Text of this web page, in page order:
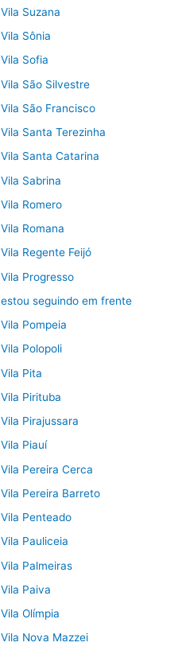
Suzana
Sônia
Sofia
São Silvestre
São Francisco
Santa Terezinha
Santa Catarina
Sabrina
Romero
Romana
Regente Feijó
Progresso
seguindo em frente
Pompeia
Polopoli
Pita
Pirituba
Pirajussara
Piauí
Pereira Cerca
Pereira Barreto
Penteado
Pauliceia
Palmeiras
Paiva
Olímpia
Nova Mazzei